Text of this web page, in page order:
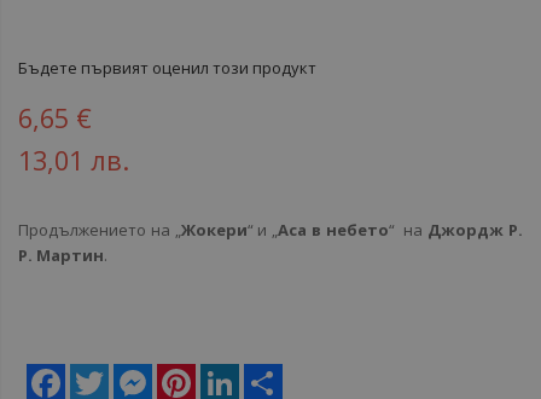
Бъдете първият оценил този продукт
6,65 €
13,01 лв.
Продължението на „Жокери“ и „Аса в небето“ на Джордж Р.
Р. Мартин.
Facebook
Twitter MessengerPinterestLinkedIn